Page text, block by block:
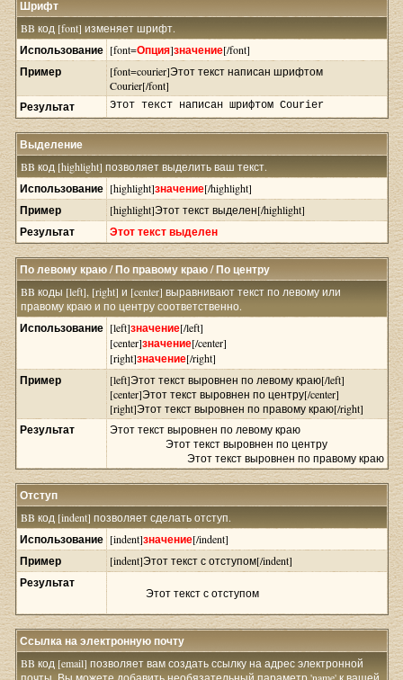
Шрифт
BB код [font] изменяет шрифт.
Использование [font=Опция]значение[/font]
Пример
[font=courier]Этот текст написан шрифтом
Courier[/font]
Результат Этот текст написан шрифтом Courier
Выделение
BB код [highlight] позволяет выделить ваш текст.
Использование [highlight]значение[/highlight]
Пример [highlight]Этот текст выделен[/highlight]
Результат Этот текст выделен
По левому краю / По правому краю / По центру
BB коды [left], [right] и [center] выравнивают текст по левому или
правому краю и по центру соответственно.
Использование [left]значение[/left]
[center]значение[/center]
[right]значение[/right]
Пример
[left]Этот текст выровнен по левому краю[/left]
[center]Этот текст выровнен по центру[/center]
[right]Этот текст выровнен по правому краю[/right]
Результат
Этот текст выровнен по левому краю
Этот текст выровнен по центру
Этот текст выровнен по правому краю
Отступ
BB код [indent] позволяет сделать отступ.
Использование [indent]значение[/indent]
Пример [indent]Этот текст с отступом[/indent]
Результат
Этот текст с отступом
Ссылка на электронную почту
BB код [email] позволяет вам создать ссылку на адрес электронной